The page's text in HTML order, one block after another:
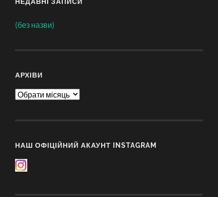
(без назви)
АРХІВИ
Архіви
НАШ ОФІЦІЙНИЙ АКАУНТ INSTAGRAM